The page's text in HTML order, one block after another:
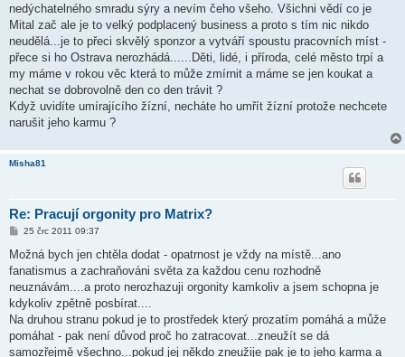
nedýchatelného smradu sýry a nevím čeho všeho. Všichni vědí co je
Mital zač ale je to velký podplacený business a proto s tím nic nikdo
neudělá...je to přeci skvělý sponzor a vytváří spoustu pracovních míst -
přece si ho Ostrava nerozhádá......Děti, lidé, i příroda, celé město trpí a
my máme v rokou věc která to může zmírnit a máme se jen koukat a
nechat se dobrovolně den co den trávit ?
Když uvidíte umírajícího žízní, necháte ho umřít žízní protože nechcete
narušit jeho karmu ?
Misha81
Re: Pracují orgonity pro Matrix?
P
í
p
ě
e
k
25 črc 2011 09:37
Možná bych jen chtěla dodat - opatrnost je vždy na místě...ano
fanatismus a zachraňováni světa za každou cenu rozhodně
neuznávám....a proto nerozhazuji orgonity kamkoliv a jsem schopna je
kdykoliv zpětně posbírat....
Na druhou stranu pokud je to prostředek který prozatím pomáhá a může
pomáhat - pak není důvod proč ho zatracovat...zneužít se dá
samozřejmě všechno...pokud jej někdo zneužije pak je to jeho karma a